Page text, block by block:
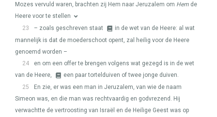
Mozes vervuld waren, brachten zij Hem naar Jeruzalem om Hem de
Heere voor te stellen
23
– zoals geschreven staat
in de wet van de Heere: al wat
mannelijk is dat de moederschoot opent, zal heilig voor de Heere
genoemd worden –
24
en om een offer te brengen volgens wat gezegd is in de wet
van de Heere,
een paar tortelduiven of twee jonge duiven.
25
En zie, er was een man in Jeruzalem, van wie de naam
Simeon was, en die man was rechtvaardig en godvrezend. Hij
verwachtte de vertroosting van Israël en de Heilige Geest was op